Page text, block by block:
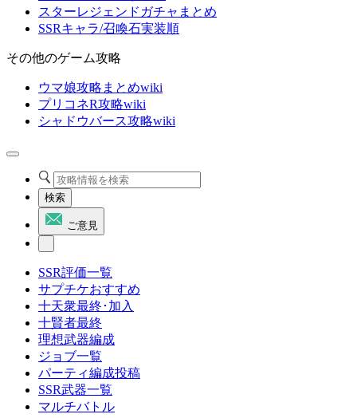
スターレジェンドガチャまとめ
SSRキャラ/召喚石実装順
その他のゲーム攻略
ウマ娘攻略まとめwiki
プリコネR攻略wiki
シャドウバース攻略wiki
検索
ご意見
SSR評価一覧
サプチケおすすめ
十天衆最終･加入
十賢者最終
理想武器編成
ジョブ一覧
パーティ編成投稿
SSR武器一覧
マルチバトル